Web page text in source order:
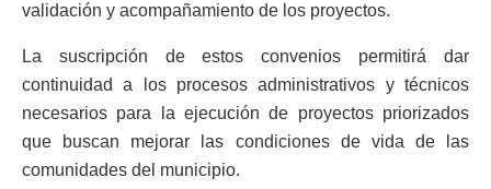
validación y acompañamiento de los proyectos.
La suscripción de estos convenios permitirá dar
continuidad a los procesos administrativos y técnicos
necesarios para la ejecución de proyectos priorizados
que buscan mejorar las condiciones de vida de las
comunidades del municipio.